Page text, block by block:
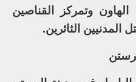
الهاون وتمركز القناصين
الثائرين.